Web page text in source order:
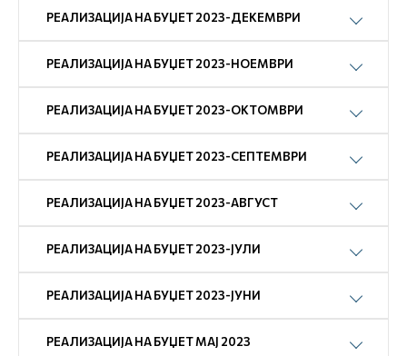
РЕАЛИЗАЦИЈА НА БУЏЕТ 2023-ДЕКЕМВРИ
РЕАЛИЗАЦИЈА НА БУЏЕТ 2023-НОЕМВРИ
РЕАЛИЗАЦИЈА НА БУЏЕТ 2023-ОКТОМВРИ
РЕАЛИЗАЦИЈА НА БУЏЕТ 2023-СЕПТЕМВРИ
РЕАЛИЗАЦИЈА НА БУЏЕТ 2023-АВГУСТ
РЕАЛИЗАЦИЈА НА БУЏЕТ 2023-ЈУЛИ
РЕАЛИЗАЦИЈА НА БУЏЕТ 2023-ЈУНИ
РЕАЛИЗАЦИЈА НА БУЏЕТ МАЈ 2023